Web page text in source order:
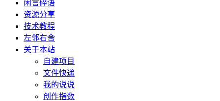
闲言碎语
资源分享
技术教程
左邻右舍
关于本站
自建项目
文件快递
我的说说
创作指数